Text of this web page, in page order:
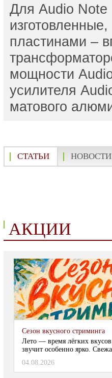
Для Audio
пластинами –
мощности
усилителя
матового
СТАТЬИ НОВОСТИ
АКЦИИ
Сезон вкусного стриминга
Лето — время лёгких
звучит особенно ярко.
04.08.2026